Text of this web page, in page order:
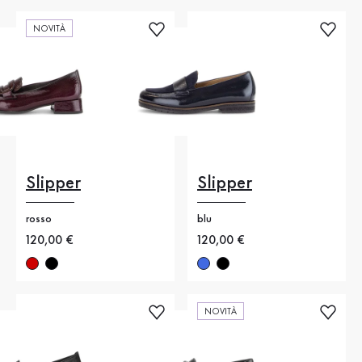
NOVITÀ
Slipper
rosso
Nuovo prezzo
120,00 €
Slipper
blu
Nuovo prezzo
120,00 €
NOVITÀ